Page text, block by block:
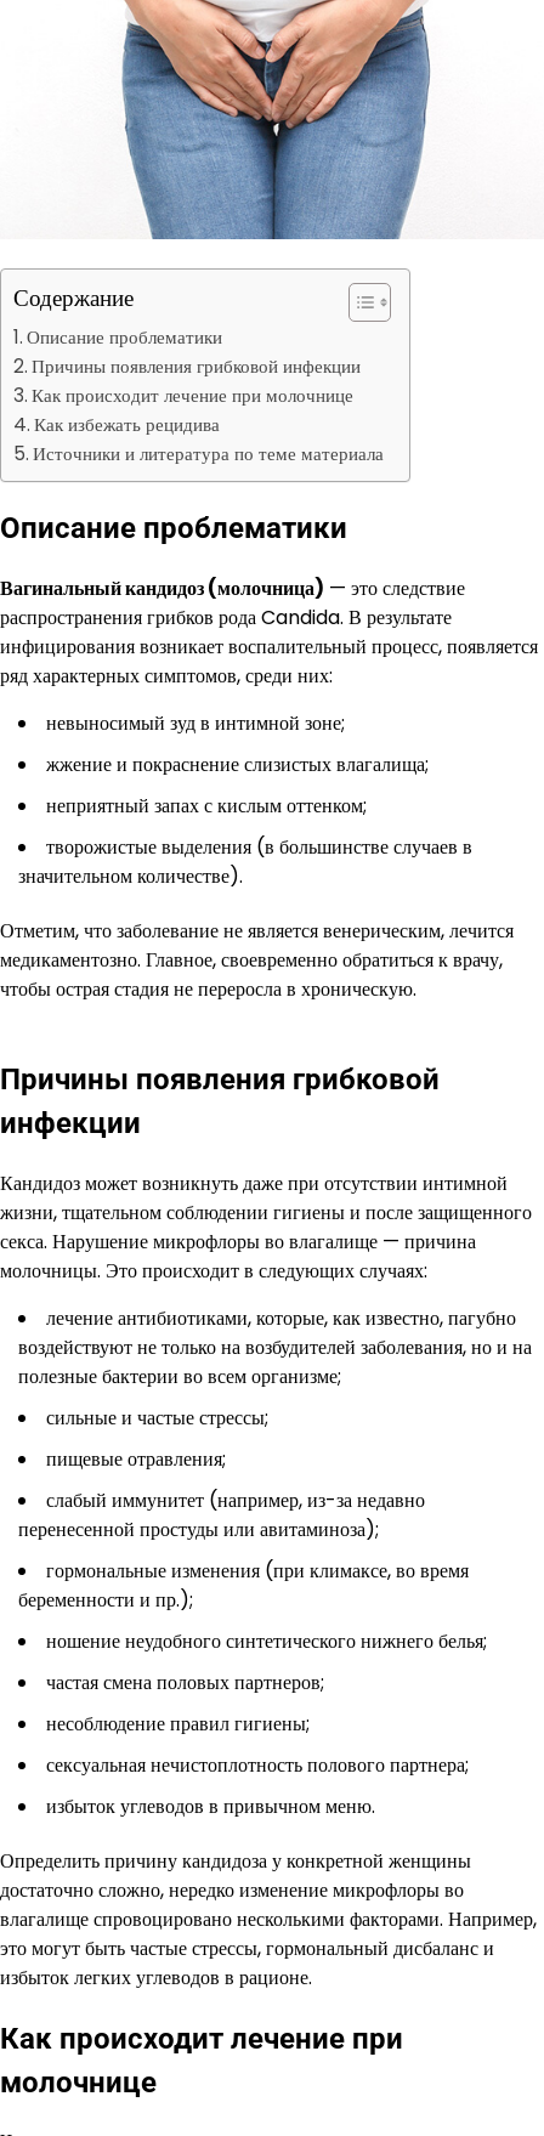
Содержание
Описание проблематики
Причины появления грибковой инфекции
Как происходит лечение при молочнице
Как избежать рецидива
Источники и литература по теме материала
Описание проблематики
Вагинальный кандидоз (молочница) — это следствие
распространения грибков рода Candida. В результате
инфицирования возникает воспалительный процесс, появляется
ряд характерных симптомов, среди них:
невыносимый зуд в интимной зоне;
жжение и покраснение слизистых влагалища;
неприятный запах с кислым оттенком;
творожистые выделения (в большинстве случаев в
значительном количестве).
Отметим, что заболевание не является венерическим, лечится
медикаментозно. Главное, своевременно обратиться к врачу,
чтобы острая стадия не переросла в хроническую.
Причины появления грибковой
инфекции
Кандидоз может возникнуть даже при отсутствии интимной
жизни, тщательном соблюдении гигиены и после защищенного
секса. Нарушение микрофлоры во влагалище — причина
молочницы. Это происходит в следующих случаях:
лечение антибиотиками, которые, как известно, пагубно
воздействуют не только на возбудителей заболевания, но и на
полезные бактерии во всем организме;
сильные и частые стрессы;
пищевые отравления;
слабый иммунитет (например, из-за недавно
перенесенной простуды или авитаминоза);
гормональные изменения (при климаксе, во время
беременности и пр.);
ношение неудобного синтетического нижнего белья;
частая смена половых партнеров;
несоблюдение правил гигиены;
сексуальная нечистоплотность полового партнера;
избыток углеводов в привычном меню.
Определить причину кандидоза у конкретной женщины
достаточно сложно, нередко изменение микрофлоры во
влагалище спровоцировано несколькими факторами. Например,
это могут быть частые стрессы, гормональный дисбаланс и
избыток легких углеводов в рационе.
Как происходит лечение при
молочнице